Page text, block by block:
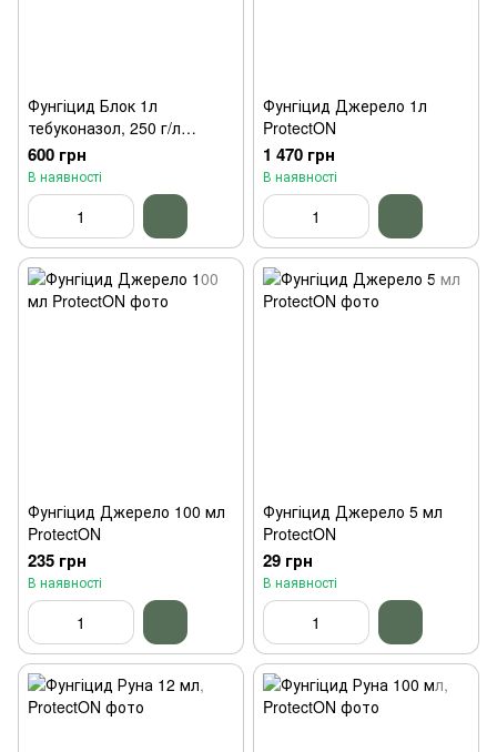
Фунгіцид Блок 1л
тебуконазол, 250 г/л
Нопосон
600 грн
В наявності
Фунгіцид Джерело 1л
ProtectON
1 470 грн
В наявності
Фунгіцид Джерело 100 мл
ProtectON
235 грн
В наявності
Фунгіцид Джерело 5 мл
ProtectON
29 грн
В наявності